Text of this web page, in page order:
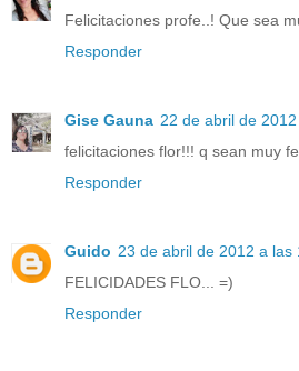
Felicitaciones profe..! Que sea
Responder
Gise Gauna 22 de abril de 2012
felicitaciones flor!!! q sean muy
Responder
Guido 23 de abril de 2012 a las
FELICIDADES FLO... =)
Responder